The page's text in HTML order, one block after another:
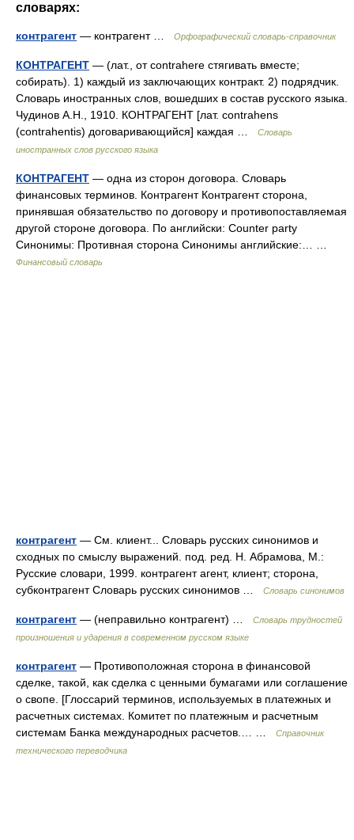
словарях:
контрагент — контрагент … Орфографический словарь-справочник
КОНТРАГЕНТ — (лат., от contrahere стягивать вместе;
собирать). 1) каждый из заключающих контракт. 2) подрядчик.
Словарь иностранных слов, вошедших в состав русского языка.
Чудинов А.Н., 1910. КОНТРАГЕНТ [лат. contrahens
(contrahentis) договаривающийся] каждая …
Словарь
иностранных слов русского языка
КОНТРАГЕНТ — одна из сторон договора. Словарь
финансовых терминов. Контрагент Контрагент сторона,
принявшая обязательство по договору и противопоставляемая
другой стороне договора. По английски: Counter party
Синонимы: Противная сторона Синонимы английские:… …
Финансовый словарь
контрагент — См. клиент... Словарь русских синонимов и
сходных по смыслу выражений. под. ред. Н. Абрамова, М.:
Русские словари, 1999. контрагент агент, клиент; сторона,
субконтрагент Словарь русских синонимов …
Словарь синонимов
контрагент — (неправильно контрагент) …
Словарь трудностей
произношения и ударения в современном русском языке
контрагент — Противоположная сторона в финансовой
сделке, такой, как сделка с ценными бумагами или соглашение
о свопе. [Глоссарий терминов, используемых в платежных и
расчетных системах. Комитет по платежным и расчетным
системам Банка международных расчетов.… …
Справочник
технического переводчика